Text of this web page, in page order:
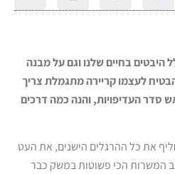
היבטים בחיים שלנו וגם על מבנה
לעצמו קריירה מתגמלת צריך
העדיפויות, והנה כמה דרכים
את כל ההרגלים הישנים, את העט
המשרות הכי פשוטות במשק כבר